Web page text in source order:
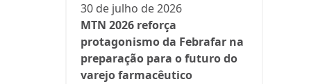
30 de julho de 2026
MTN 2026 reforça
protagonismo da Febrafar na
preparação para o futuro do
varejo farmacêutico